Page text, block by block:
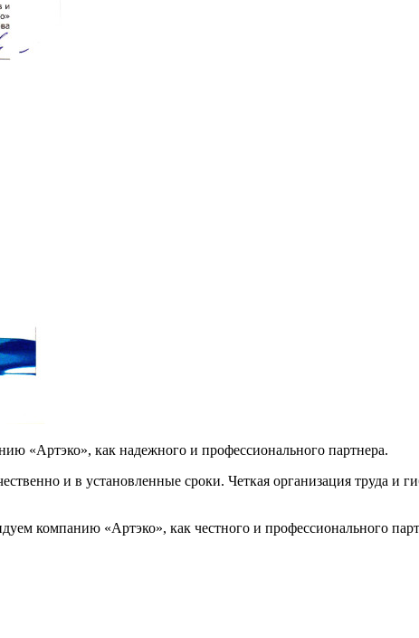
«Артэко», как надежного и профессионального партнера.
и в установленные сроки. Четкая организация труда и
компанию «Артэко», как честного и профессионального